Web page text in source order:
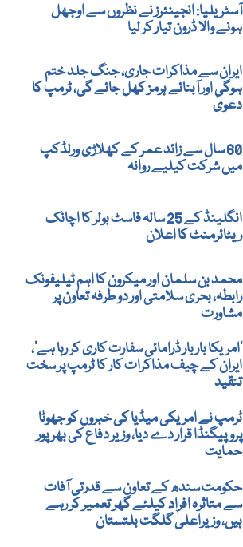
آسٹریلیا: انجینئرز نے نظروں سے اوجھل
ہونے والا ڈرون تیار کر لیا
ایران سے مذاکرات جاری، جنگ جلد ختم
ہوگی اور آبنائے ہرمز کھل جائے گی، ٹرمپ کا
دعویٰ
60 سال سے زائد عمر کے کھلاڑی ورلڈکپ
میں شرکت کیلیے روانہ
انگلینڈ کے 25 سالہ فاسٹ بولر کا اچانک
ریٹائرمنٹ کا اعلان
محمد بن سلمان اور میکرون کا اہم ٹیلیفونک
رابطہ، بحری سلامتی اور دو طرفہ تعاون پر
مشاورت
’امریکا بار بار ڈرامائی سفارت کاری کر رہا ہے‘،
ایران کے چیف مذاکرات کار کا ٹرمپ پر سخت
تنقید
ٹرمپ نے امریکی میڈیا کی خبروں کو جھوٹا
پروپیگنڈا قرار دے دیا، وزیر دفاع کی بھرپور
حمایت
حکومت سندھ کے تعاون سے قدرتی آفات
سے متاثرہ افراد کیلئے گھر تعمیر کر رہے
ہیں، وزیراعلیٰ گلگت بلتستان